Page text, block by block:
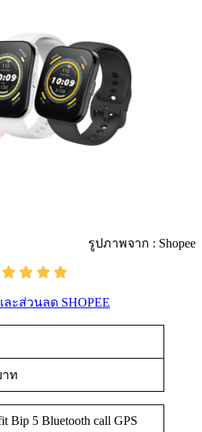
รูปภาพจาก : Shopee
ะส่วนลด SHOPEE
าท
Bip 5 Bluetooth call GPS